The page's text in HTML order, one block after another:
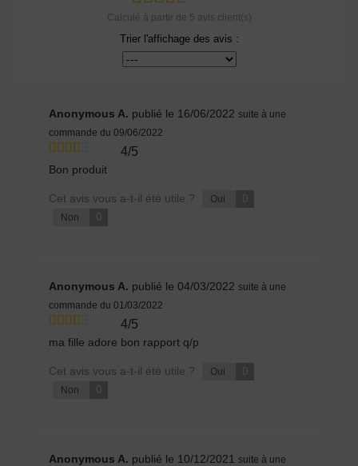
Calculé à partir de 5 avis client(s)
Trier l'affichage des avis :
Anonymous A. publié le 16/06/2022 suite à une
commande du 09/06/2022
4/5
Bon produit
Cet avis vous a-t-il été utile ? Oui 0
Non 0
Anonymous A. publié le 04/03/2022 suite à une
commande du 01/03/2022
4/5
ma fille adore bon rapport q/p
Cet avis vous a-t-il été utile ? Oui 0
Non 0
Anonymous A. publié le 10/12/2021 suite à une